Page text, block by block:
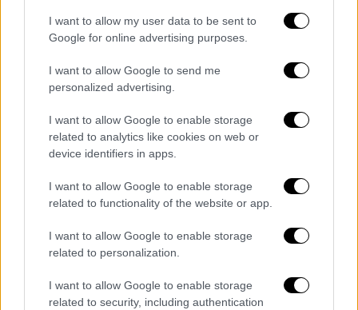
I want to allow my user data to be sent to
Google for online advertising purposes.
I want to allow Google to send me
personalized advertising.
I want to allow Google to enable storage
related to analytics like cookies on web or
device identifiers in apps.
I want to allow Google to enable storage
related to functionality of the website or app.
I want to allow Google to enable storage
related to personalization.
I want to allow Google to enable storage
related to security, including authentication